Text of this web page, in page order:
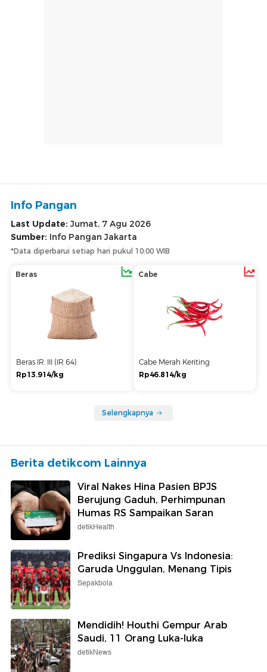
Info Pangan
Last Update:Jumat, 7 Agu 2026
Sumber: Info Pangan Jakarta
*Data diperbarui setiap hari pukul 10:00 WIB
Beras
Beras IR. III (IR 64)
Rp13.914/kg
Cabe
Cabe Merah Keriting
Rp46.814/kg
Selengkapnya
Berita detikcom Lainnya
Viral Nakes Hina Pasien BPJS
Berujung Gaduh, Perhimpunan
Humas RS Sampaikan Saran
detikHealth
Prediksi Singapura Vs Indonesia:
Garuda Unggulan, Menang Tipis
Sepakbola
Mendidih! Houthi Gempur Arab
Saudi, 11 Orang Luka-luka
detikNews